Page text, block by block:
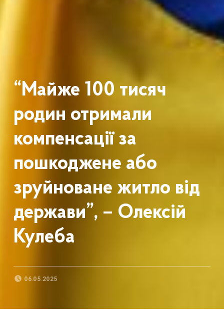
“Майже 100 тисяч
родин отримали
компенсації за
пошкоджене або
зруйноване житло від
держави”, – Олексій
Кулеба
POSTED ON:
06.05.2025